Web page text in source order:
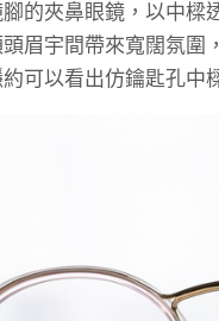
的夾鼻眼鏡，以中樑
眉宇間帶來寬闊氛圍
可以看出仿鑰匙孔中